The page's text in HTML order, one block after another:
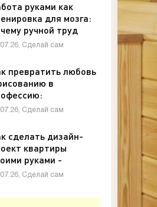
руками как
для мозга:
ручной труд
для памяти и
Сделай сам
превратить любовь
в
дизайн с
Сделай сам
сделать дизайн-
квартиры
руками -
руками»
Сделай сам